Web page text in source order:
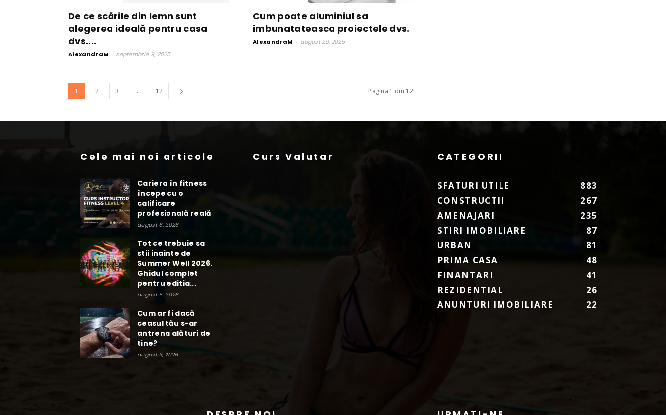
De ce scările din lemn sunt
alegerea ideală pentru casa
dvs....
AlexandraM - septembrie 9, 2025
Cum poate aluminiul sa
imbunatateasca proiectele dvs.
AlexandraM - august 20, 2025
1 2 3 ... 12 Pagina 1 din 12
Cele mai noi articole
Cariera în fitness
începe cu o
calificare
profesională reală
august 6, 2026
Tot ce trebuie sa
stii inainte de
Summer Well 2026.
Ghidul complet
pentru editia...
august 5, 2026
Cum ar fi dacă
ceasul tău s-ar
antrena alături de
tine?
august 3, 2026
Curs Valutar CATEGORII
SFATURI UTILE
883
CONSTRUCTII
267
AMENAJARI
235
STIRI IMOBILIARE
87
URBAN
81
PRIMA CASA
48
FINANTARI
41
REZIDENTIAL
26
ANUNTURI IMOBILIARE
22